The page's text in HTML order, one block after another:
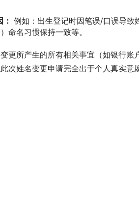
例如：出生登记时因笔误/口误导致
命名习惯保持一致等。
更所产生的所有相关事宜（如银行账
次姓名变更申请完全出于个人真实意